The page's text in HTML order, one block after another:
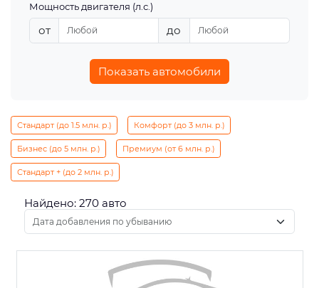
Мощность двигателя (л.с.)
от до
Показать автомобили
Стандарт (до 1.5 млн. р.) Комфорт (до 3 млн. р.)
Бизнес (до 5 млн. р.) Премиум (от 6 млн. р.)
Стандарт + (до 2 млн. р.)
Найдено: 270 авто